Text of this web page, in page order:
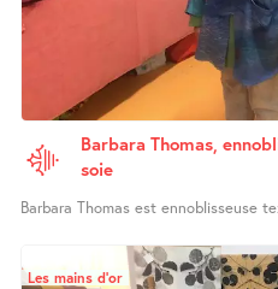
Barbara Thomas,
soie
Barbara Thomas est ennoblisseuse
Les mains d’or